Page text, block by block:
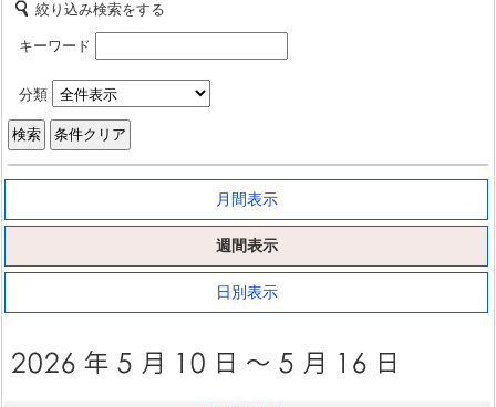
絞り込み検索をする
キーワード
分類
月間表示
週間表示
日別表示